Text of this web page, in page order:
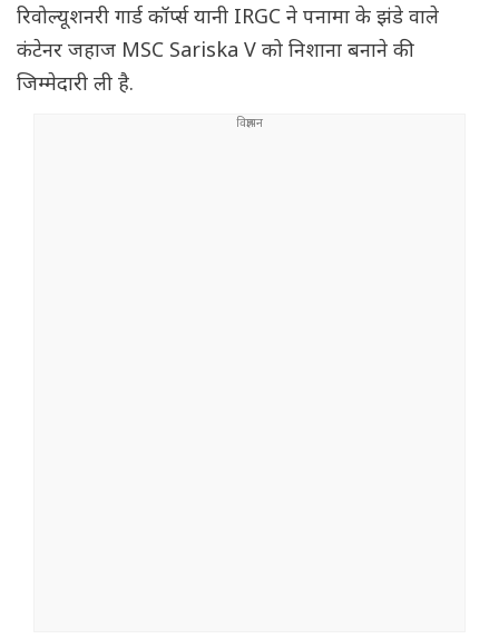
रिवोल्यूशनरी गार्ड कॉर्प्स यानी IRGC ने पनामा के झंडे वाले
कंटेनर जहाज MSC Sariska V को निशाना बनाने की
जिम्मेदारी ली है.